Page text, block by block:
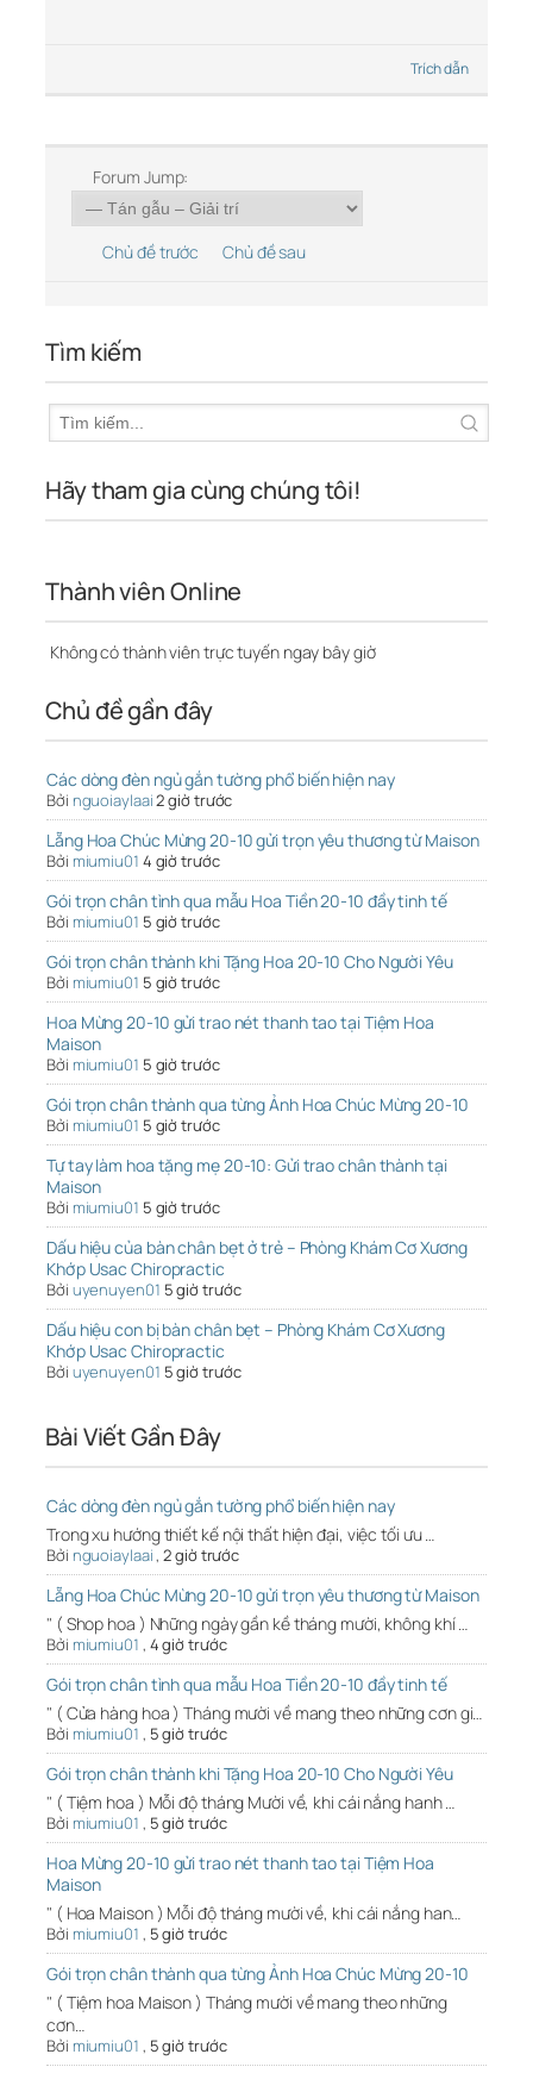
Trích dẫn
Forum Jump:
Chủ đề trước Chủ đề sau
Tìm kiếm
Hãy tham gia cùng chúng tôi!
Thành viên Online
Không có thành viên trực tuyến ngay bây giờ
Chủ đề gần đây
Các dòng đèn ngủ gắn tường phổ biến hiện nay
Bởi nguoiaylaai2 giờ trước
Lẵng Hoa Chúc Mừng 20-10 gửi trọn yêu thương từ Maison
Bởi miumiu01 4 giờ trước
Gói trọn chân tình qua mẫu Hoa Tiền 20-10 đầy tinh tế
Bởi miumiu01 5 giờ trước
Gói trọn chân thành khi Tặng Hoa 20-10 Cho Người Yêu
Bởi miumiu01 5 giờ trước
Hoa Mừng 20-10 gửi trao nét thanh tao tại Tiệm Hoa
Maison
Bởi miumiu01 5 giờ trước
Gói trọn chân thành qua từng Ảnh Hoa Chúc Mừng 20-10
Bởi miumiu01 5 giờ trước
Tự tay làm hoa tặng mẹ 20-10: Gửi trao chân thành tại
Maison
Bởi miumiu01 5 giờ trước
Dấu hiệu của bàn chân bẹt ở trẻ – Phòng Khám Cơ Xương
Khớp Usac Chiropractic
Bởi uyenuyen01 5 giờ trước
Dấu hiệu con bị bàn chân bẹt – Phòng Khám Cơ Xương
Khớp Usac Chiropractic
Bởi uyenuyen01 5 giờ trước
Bài Viết Gần Đây
Các dòng đèn ngủ gắn tường phổ biến hiện nay
Trong xu hướng thiết kế nội thất hiện đại, việc tối ưu …
Bởi nguoiaylaai,2 giờ trước
Lẵng Hoa Chúc Mừng 20-10 gửi trọn yêu thương từ Maison
" ( Shop hoa ) Những ngày gần kề tháng mười, không khí …
Bởi miumiu01 , 4 giờ trước
Gói trọn chân tình qua mẫu Hoa Tiền 20-10 đầy tinh tế
" ( Cửa hàng hoa ) Tháng mười về mang theo những cơn gi…
Bởi miumiu01 , 5 giờ trước
Gói trọn chân thành khi Tặng Hoa 20-10 Cho Người Yêu
" ( Tiệm hoa ) Mỗi độ tháng Mười về, khi cái nắng hanh …
Bởi miumiu01 , 5 giờ trước
Hoa Mừng 20-10 gửi trao nét thanh tao tại Tiệm Hoa
Maison
" ( Hoa Maison ) Mỗi độ tháng mười về, khi cái nắng han…
Bởi miumiu01 , 5 giờ trước
Gói trọn chân thành qua từng Ảnh Hoa Chúc Mừng 20-10
" ( Tiệm hoa Maison ) Tháng mười về mang theo những
cơn…
Bởi miumiu01 , 5 giờ trước